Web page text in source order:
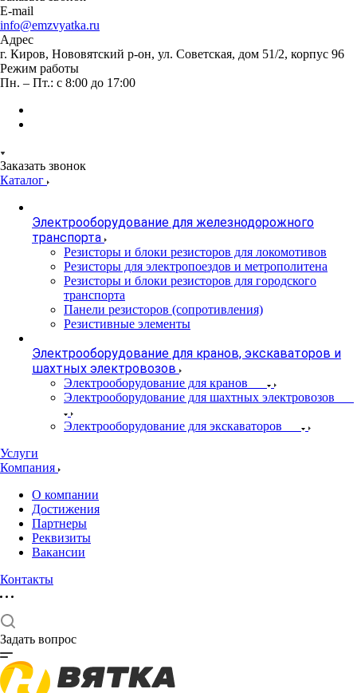
E-mail
info@emzvyatka.ru
Адрес
г. Киров, Нововятский р-он, ул. Советская, дом 51/2, корпус 96
Режим работы
Пн. – Пт.: с 8:00 до 17:00
Заказать звонок
Каталог
Электрооборудование для железнодорожного
транспорта
Резисторы и блоки резисторов для локомотивов
Резисторы для электропоездов и метрополитена
Резисторы и блоки резисторов для городского
транспорта
Панели резисторов (сопротивления)
Резистивные элементы
Электрооборудование для кранов, экскаваторов и
шахтных электровозов
Электрооборудование для кранов
Электрооборудование для шахтных электровозов
Электрооборудование для экскаваторов
Услуги
Компания
О компании
Достижения
Партнеры
Реквизиты
Вакансии
Контакты
Задать вопрос